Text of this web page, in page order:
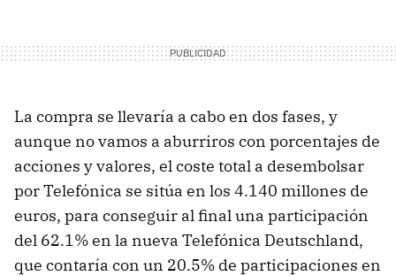
La compra se llevaría a cabo en dos fases, y
aunque no vamos a aburriros con porcentajes de
acciones y valores, el coste total a desembolsar
por Telefónica se sitúa en los 4.140 millones de
euros, para conseguir al final una participación
del 62.1% en la nueva Telefónica Deutschland,
que contaría con un 20.5% de participaciones en